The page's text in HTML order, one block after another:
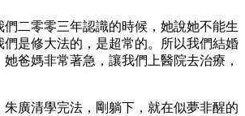
二零零三年認識的時候，她說她不能生
們是修大法的，是超常的。所以我們結婚
爸媽非常著急，讓我們上醫院去治療，
廣清學完法，剛躺下，就在似夢非醒的